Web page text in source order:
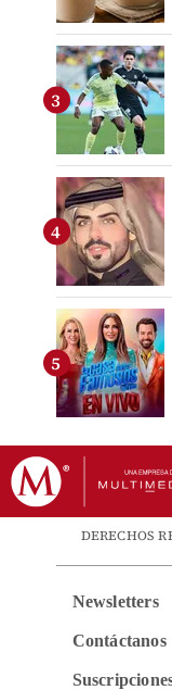
DERECHOS
Newsletters
Contáctanos